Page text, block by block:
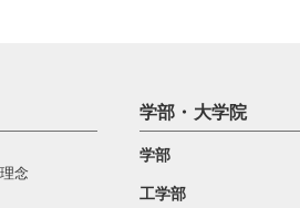
念
学部・大学院
学部
工学部